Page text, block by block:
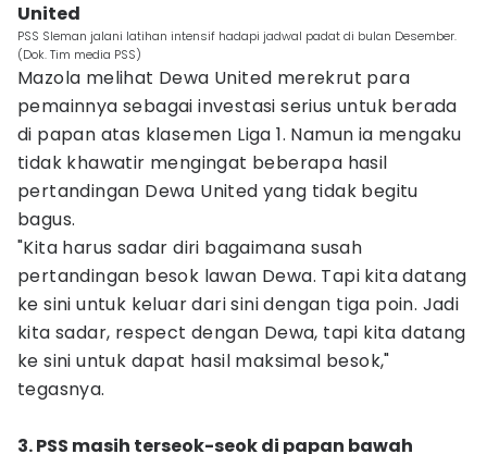
United
PSS Sleman jalani latihan intensif hadapi jadwal padat di bulan Desember.
(Dok. Tim media PSS)
Mazola melihat Dewa United merekrut para
pemainnya sebagai investasi serius untuk berada
di papan atas klasemen Liga 1. Namun ia mengaku
tidak khawatir mengingat beberapa hasil
pertandingan Dewa United yang tidak begitu
bagus.
"Kita harus sadar diri bagaimana susah
pertandingan besok lawan Dewa. Tapi kita datang
ke sini untuk keluar dari sini dengan tiga poin. Jadi
kita sadar, respect dengan Dewa, tapi kita datang
ke sini untuk dapat hasil maksimal besok,"
tegasnya.
3. PSS masih terseok-seok di papan bawah